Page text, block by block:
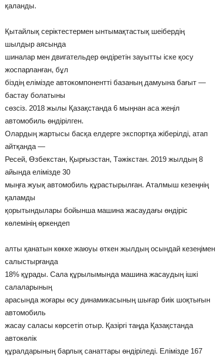
қаланды.
Қытайлық серіктестермен ынтымақтастық шеібердің
шылдыр аясында
шиналар мен двигательдер өндіретін зауытты іске қосу
жоспарланған, бұл
біздің елімізде автокомпонентті базаның дамуына бағыт —
бастау болатыны
сөзсіз. 2018 жылы Қазақстанда 6 мыңнан аса жеңіл
автомобиль өндірілген.
Олардың жартысы басқа елдерге экспортқа жіберілді, атап
айтқанда —
Ресей, Өзбекстан, Қырғызстан, Тәжікстан. 2019 жылдың 8
айында елімізде 30
мыңға жуық автомобиль құрастырылған. Аталмыш кезеңнің
қаламды
қорытындылары бойынша машина жасаудағы өндіріс
көлемінің өркендеп
алты қанатын көкке жаюуы өткен жылдың осындай кезеңімен
салыстырғанда
18% құрады. Сала құрылымында машина жасаудың ішкі
салаларының
арасында жоғары өсу динамикасының шығар биік шоқтығын
автомобиль
жасау саласы көрсетіп отыр. Қазіргі таңда Қазақстанда
автокөлік
құралдарының барлық санаттары өндіріледі. Елімізде 167